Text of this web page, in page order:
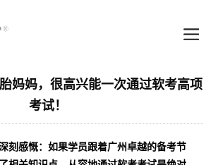
妈妈，很高兴能一次通过软考高项
考试！
刻感慨：如果学员跟着广州卓越的备考节